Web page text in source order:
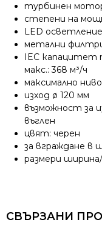
турбинен
степени на
LED
метални
IEC капацитет
макс.: 368 м³/ч
максимално
изход ø 120 мм
възможност за
въглен
цвят: черен
за вграждане в
размери
СВЪРЗАНИ